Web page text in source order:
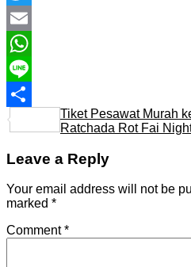
Twitter
Email
WhatsApp
Line
Share
Tiket Pesawat Murah
Ratchada Rot Fai
Leave a Reply
Your email address will not be
marked *
Comment*